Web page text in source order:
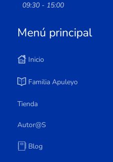
09:30 - 15:00
Menú principal
Inicio
Familia Apuleyo
Tienda
Autor@s
Blog